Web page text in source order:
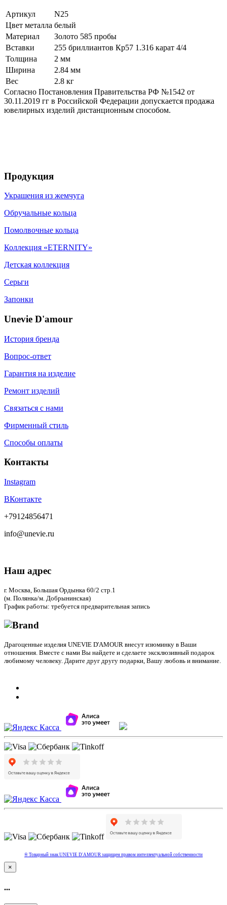
Артикул
N25
Цвет металла белый
Материал
Золото 585 пробы
Вставки
255 бриллиантов Кр57 1.316 карат 4/4
Толщина
2 мм
Ширина
2.84 мм
Вес
2.8 кг
Согласно Постановления Правительства РФ №1542 от
30.11.2019 гг в Российской Федерации допускается продажа
ювелирных изделий дистанционным способом.
Продукция
Украшения из жемчуга
Обручальные кольца
Помолвочные кольца
Коллекция «ETERNITY»
Детская коллекция
Серьги
Запонки
Unevie D'amour
История бренда
Вопрос-ответ
Гарантия на изделие
Ремонт изделий
Связаться с нами
Фирменный стиль
Способы оплаты
Контакты
Instagram
ВКонтакте
+79124856471
info@unevie.ru
Наш адрес
г. Москва, Большая Ордынка 60/2 стр.1
(м. Полянка/м. Добрынинская)
График работы: требуется предварительная запись
Драгоценные изделия UNEVIE D'AMOUR внесут изюминку в Ваши
отношения. Вместе с нами Вы найдете и сделаете эксклюзивный подарок
любимому человеку. Дарите друг другу подарки, Вашу любовь и внимание.
® Товарный знак UNEVIE D'AMOUR защищен правом интеллектуальной собcтвенности
×
...